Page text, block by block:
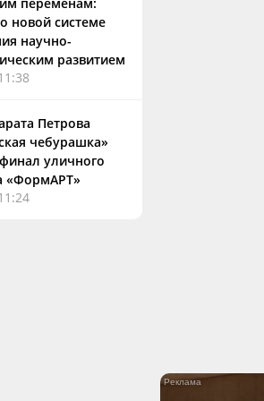
новой системе
научно-
развитием
Петрова
чебурашка»
уличного
«ФормАРТ»